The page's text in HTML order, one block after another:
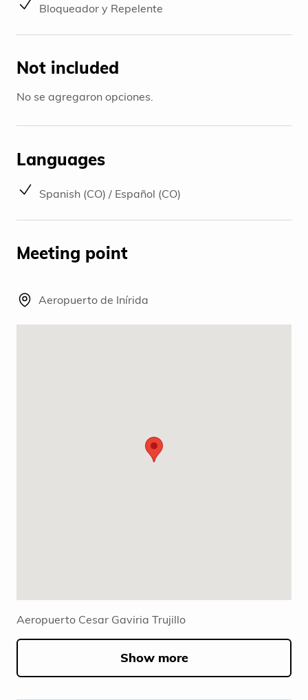
Bloqueador y Repelente
Not included
No se agregaron opciones.
Languages
Spanish (CO) / Español (CO)
Meeting point
Aeropuerto de Inírida
Aeropuerto Cesar Gaviria Trujillo
Show more